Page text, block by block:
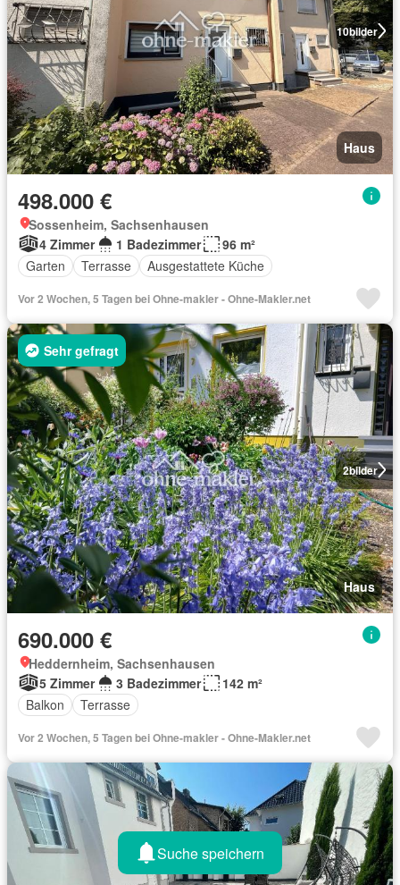
10bilder
Haus
498.000 €
Sossenheim, Sachsenhausen
4 Zimmer
1 Badezimmer
96 m²
Garten
Terrasse Ausgestattete Küche
Vor 2 Wochen, 5 Tagen bei Ohne-makler - Ohne-Makler.net
2bilder
Sehr gefragt
Haus
690.000 €
Heddernheim, Sachsenhausen
5 Zimmer
3 Badezimmer
142 m²
Balkon
Terrasse
Vor 2 Wochen, 5 Tagen bei Ohne-makler - Ohne-Makler.net
Suche speichern